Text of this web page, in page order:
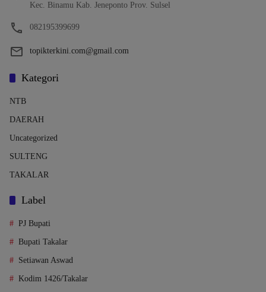
Kec. Binamu Kab. Jeneponto Prov. Sulsel
082195399699
topikterkini.com@gmail.com
Kategori
NTB
DAERAH
Uncategorized
SULTENG
TAKALAR
Label
PJ Bupati
Bupati Takalar
Setiawan Aswad
Kodim 1426/Takalar